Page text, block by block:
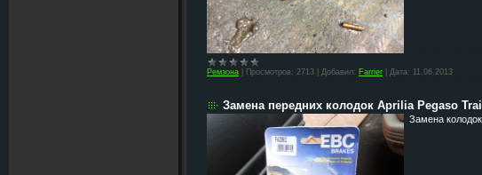
Ремзона Просмотров: 2713 Добавил: Farrier Дата: 11.06.2013
Замена передних колодок Aprilia Pegaso
Замена колодок.